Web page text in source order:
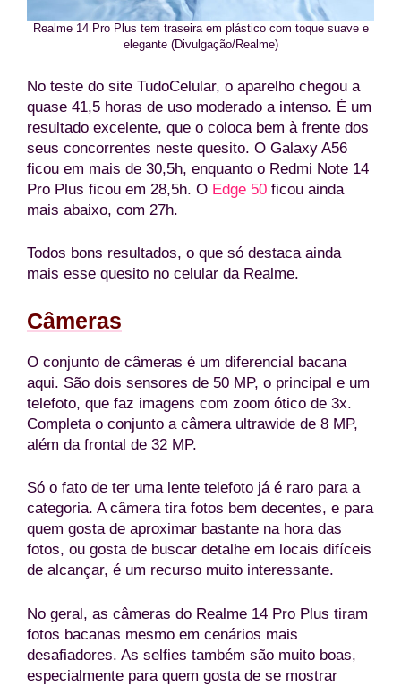
Realme 14 Pro Plus tem traseira em plástico com toque suave e
elegante (Divulgação/Realme)
No teste do site TudoCelular, o aparelho chegou a
quase 41,5 horas de uso moderado a intenso. É um
resultado excelente, que o coloca bem à frente dos
seus concorrentes neste quesito. O Galaxy A56
ficou em mais de 30,5h, enquanto o Redmi Note 14
Pro Plus ficou em 28,5h. O Edge 50 ficou ainda
mais abaixo, com 27h.
Todos bons resultados, o que só destaca ainda
mais esse quesito no celular da Realme.
Câmeras
O conjunto de câmeras é um diferencial bacana
aqui. São dois sensores de 50 MP, o principal e um
telefoto, que faz imagens com zoom ótico de 3x.
Completa o conjunto a câmera ultrawide de 8 MP,
além da frontal de 32 MP.
Só o fato de ter uma lente telefoto já é raro para a
categoria. A câmera tira fotos bem decentes, e para
quem gosta de aproximar bastante na hora das
fotos, ou gosta de buscar detalhe em locais difíceis
de alcançar, é um recurso muito interessante.
No geral, as câmeras do Realme 14 Pro Plus tiram
fotos bacanas mesmo em cenários mais
desafiadores. As selfies também são muito boas,
especialmente para quem gosta de se mostrar